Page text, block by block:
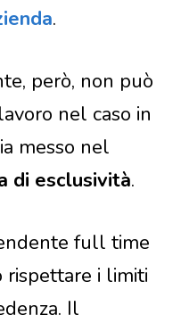
.
però, non può
nel caso in
messo nel
di esclusività.
full time
rispettare i limiti
Il